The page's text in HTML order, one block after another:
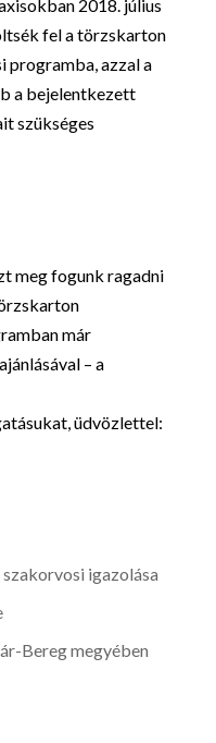
2018. július
fel a törzskarton
programba, azzal a
a bejelentkezett
szükséges
meg fogunk ragadni
már
– a
üdvözlettel:
igazolása
Bereg megyében